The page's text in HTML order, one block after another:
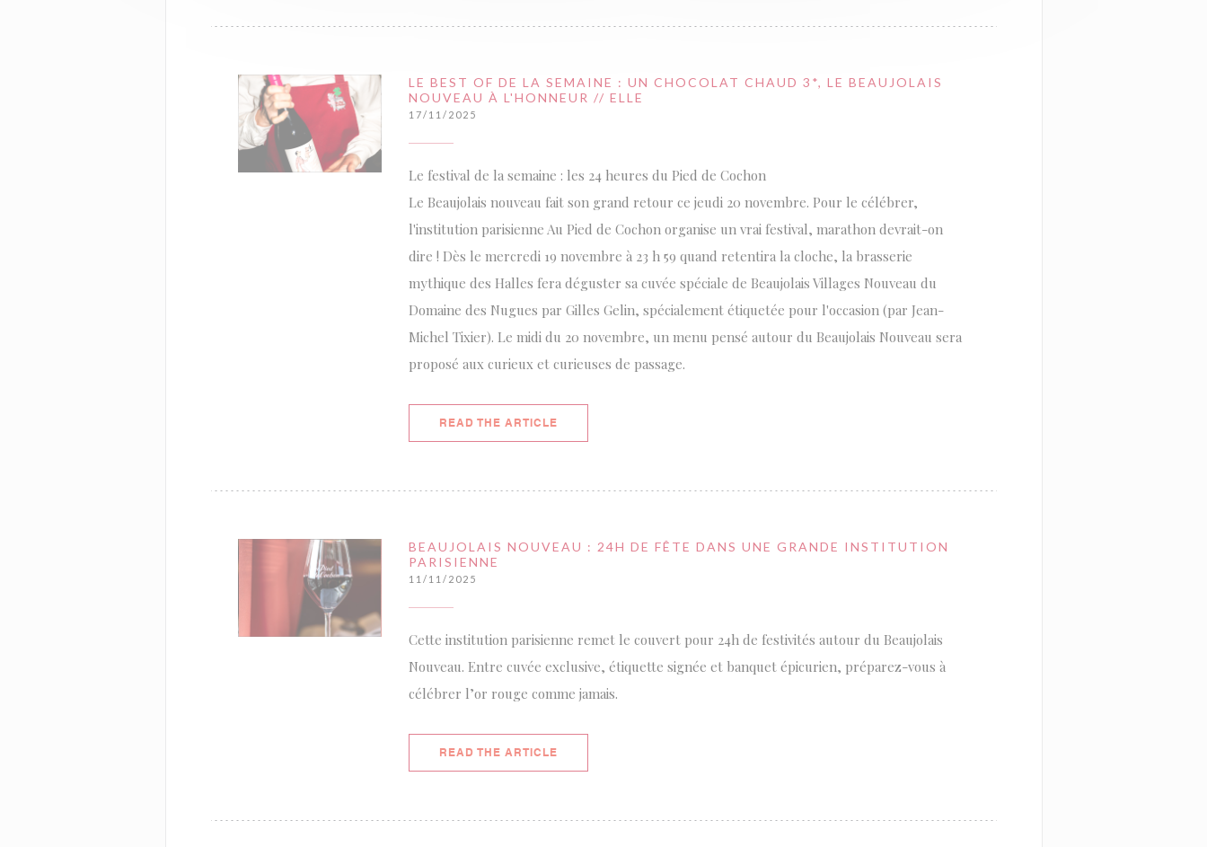
LE BEST OF DE LA SEMAINE : UN CHOCOLAT CHAUD 3*, LE BEAUJOLAIS
NOUVEAU À L'HONNEUR // ELLE
17/11/2025
Le festival de la semaine : les 24 heures du Pied de Cochon
Le Beaujolais nouveau fait son grand retour ce jeudi 20 novembre. Pour le célébrer,
l'institution parisienne Au Pied de Cochon organise un vrai festival, marathon devrait-on
dire ! Dès le mercredi 19 novembre à 23 h 59 quand retentira la cloche, la brasserie
mythique des Halles fera déguster sa cuvée spéciale de Beaujolais Villages Nouveau du
Domaine des Nugues par Gilles Gelin, spécialement étiquetée pour l'occasion (par Jean-
Michel Tixier). Le midi du 20 novembre, un menu pensé autour du Beaujolais Nouveau sera
proposé aux curieux et curieuses de passage.
READ THE ARTICLE((OPENS IN A NEW WINDOW))
BEAUJOLAIS NOUVEAU : 24H DE FÊTE DANS UNE GRANDE INSTITUTION
PARISIENNE
11/11/2025
Cette institution parisienne remet le couvert pour 24h de festivités autour du Beaujolais
Nouveau. Entre cuvée exclusive, étiquette signée et banquet épicurien, préparez-vous à
célébrer l’or rouge comme jamais.
READ THE ARTICLE((OPENS IN A NEW WINDOW))